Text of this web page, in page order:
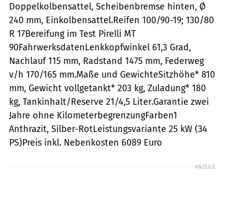
Doppelkolbensattel, Scheibenbremse hinten, Ø
240 mm, Einkolbensattel.Reifen 100/90-19; 130/80
R 17Bereifung im Test Pirelli MT
90FahrwerksdatenLenkkopfwinkel 61,3 Grad,
Nachlauf 115 mm, Radstand 1475 mm, Federweg
v/h 170/165 mm.Maße und GewichteSitzhöhe* 810
mm, Gewicht vollgetankt* 203 kg, Zuladung* 180
kg, Tankinhalt/Reserve 21/4,5 Liter.Garantie zwei
Jahre ohne KilometerbegrenzungFarben1
Anthrazit, Silber-RotLeistungsvariante 25 kW (34
PS)Preis inkl. Nebenkosten 6089 Euro
ANZEIGE